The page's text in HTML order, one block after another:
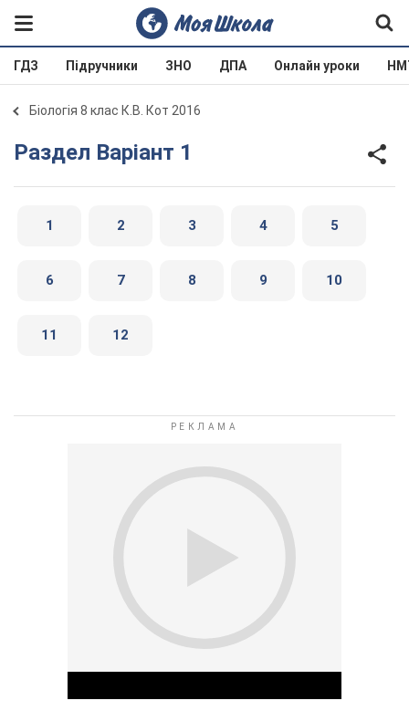
ГДЗ Підручники ЗНО ДПА Онлайн уроки
Біологія 8 клас К.В. Кот 2016
Раздел Варіант 1
1 2 3 4 5
6 7 8 9 10
11 12